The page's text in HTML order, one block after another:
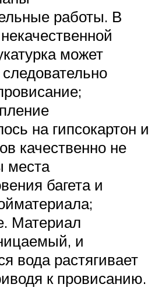
работы. В
может
на гипсокартон и
качественно не
места
багета и
Материал
и
вода растягивает
к провисанию.